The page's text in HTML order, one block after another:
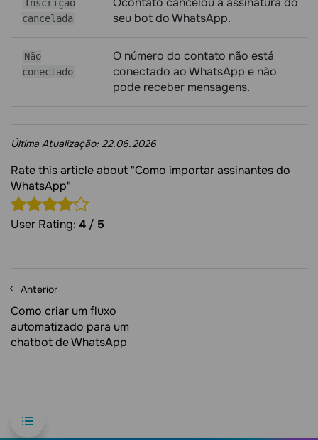
Inscrição
cancelada
seu bot do WhatsApp.
Não
conectado
O número do contato não está
conectado ao WhatsApp e não
pode receber mensagens.
Última Atualização: 22.06.2026
Rate this article about "Como importar assinantes do
WhatsApp"
User Rating: 4 / 5
Anterior
Como criar um fluxo
automatizado para um
chatbot de WhatsApp